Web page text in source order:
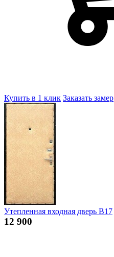
Купить в 1 клик Заказать замер
Утепленная входная дверь В17
12 900